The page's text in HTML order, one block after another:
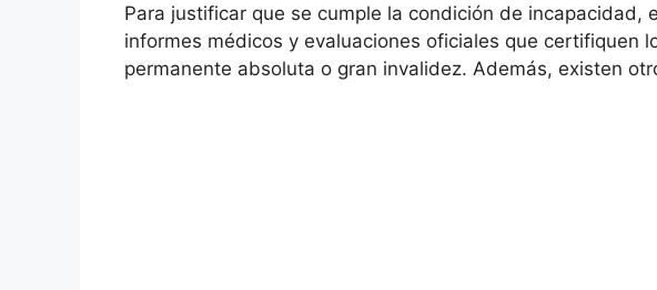
Para justificar que se cumple la condición de incapacidad,
informes médicos y evaluaciones oficiales que certifiquen
permanente absoluta o gran invalidez. Además, existen